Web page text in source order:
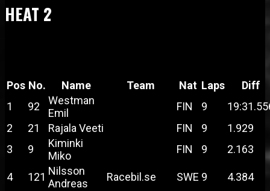
HEAT 2
Pos No. Name Team Nat Laps
Diff
1
92
Westman
Emil
FIN 9
2
21 Rajala Veeti FIN 9
1.929
3
9
Kiminki
Miko
FIN 9 2.163
4 121 Nilsson
Andreas
Racebil.se SWE 9 4.384